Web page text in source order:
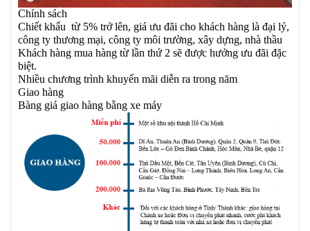
Chính sách
Chiết khấu từ 5% trở lên, giá ưu đãi cho khách hàng là đại lý,
công ty thương mại, công ty môi trường, xây dựng, nhà thầu
Khách hàng mua hàng từ lần thứ 2 sẽ được hưởng ưu đãi đặc
biệt.
Nhiều chương trình khuyến mãi diễn ra trong năm
Giao hàng
Bàng giá giao hàng bằng xe máy